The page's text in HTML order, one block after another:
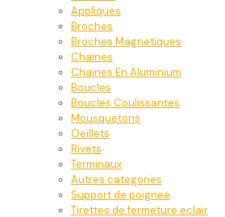
Appliques
Broches
Broches Magnetiques
Chaines
Chaines En Aluminium
Boucles
Boucles Coulissantes
Mousquetons
Oeillets
Rivets
Terminaux
Autres categories
Support de poignee
Tirettes de fermeture eclair